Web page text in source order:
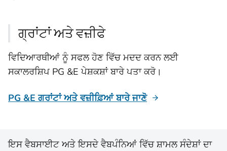
ਗ੍ਰਾਂਟਾਂ ਅਤੇ ਵਜ਼ੀਫੇ
ਵਿਦਿਆਰਥੀਆਂ ਨੂੰ ਸਫਲ ਹੋਣ ਵਿੱਚ ਮਦਦ ਕਰਨ ਲਈ
ਸਕਾਲਰਸ਼ਿਪ PG &E ਪੇਸ਼ਕਸ਼ਾਂ ਬਾਰੇ ਪਤਾ ਕਰੋ।
PG &E ਗਰਾਂਟਾਂ ਅਤੇ ਵਜ਼ੀਫ਼ਿਆਂ ਬਾਰੇ ਜਾਣੋ
ਇਸ ਵੈਬਸਾਈਟ ਅਤੇ ਇਸਦੇ ਵੈਬਪੰਨਿਆਂ ਵਿੱਚ ਸ਼ਾਮਲ ਸੰਦੇਸ਼ਾਂ ਦਾ